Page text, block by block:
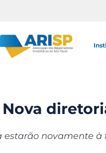
Nova
estarão novamente